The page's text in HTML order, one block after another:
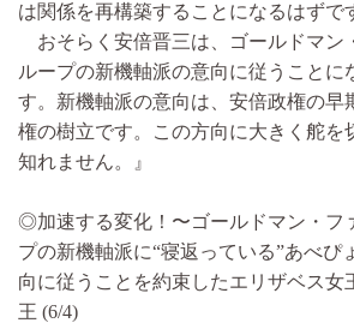
は関係を再構築することになるはず
おそらく安倍晋三は、ゴールドマン
ループの新機軸派の意向に従うことに
す。新機軸派の意向は、安倍政権の早
権の樹立です。この方向に大きく舵を
知れません。』
◎加速する変化！〜ゴールドマン・フ
プの新機軸派に“寝返っている”あべぴ
向に従うことを約束したエリザベス女
王 (6/4)